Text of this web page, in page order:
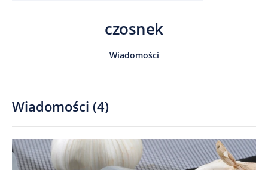
czosnek
Wiadomości
Wiadomości (4)